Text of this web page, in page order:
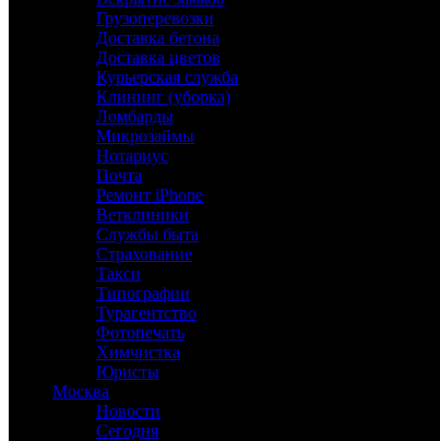
Грузоперевозки
Доставка бетона
Доставка цветов
Курьерская служба
Клининг (уборка)
Ломбарды
Микрозаймы
Нотариус
Почта
Ремонт iPhone
Ветклиники
Службы быта
Страхование
Такси
Типографии
Турагентство
Фотопечать
Химчистка
Юристы
Москва
Новости
Сегодня